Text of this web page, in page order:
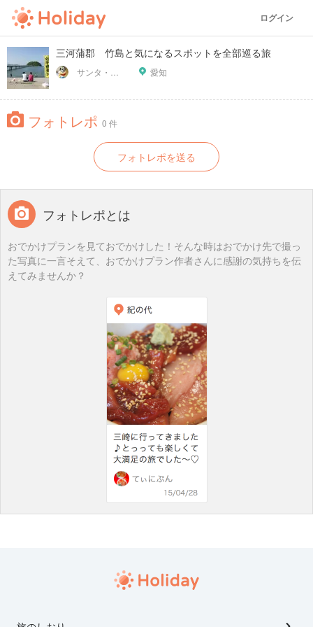
ログイン
三河蒲郡 竹島と気になるスポットを全部巡る旅
愛知
フォトレポ 0 件
フォトレポを送る
フォトレポとは
おでかけプランを見ておでかけした！そんな時はおでかけ先で撮っ
た写真に一言そえて、おでかけプラン作者さんに感謝の気持ちを伝
えてみませんか？